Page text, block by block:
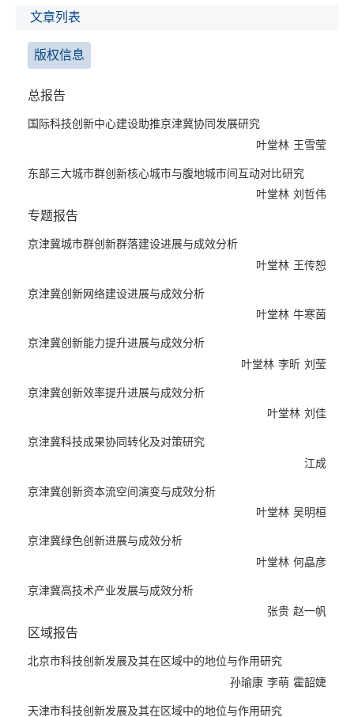
可分为直接影响与间接影响，前者主要表现为国际科技创新中心建
科技创新实力提升及产业优化升级；后者则表现为国际科技创新中
心通过为城市智慧交通建设、生态环境综合治理、智慧医疗及教育
提供技术支撑和应用场景，进而助力交通一体化、生态环境联防联
不论是国际科技创新中心建设，还是国际科技创新中心助力京津冀
协同发展，均对城市群创新环境与基础条件提出了较高要求。本报
落、创新资本流空间和创新网络建设的进展与成效，对京津冀创新
能力、创新效率、科技成果协同转化、绿色创新及高技术产业发展
的进展与成效进行了深入剖析，而且分析了北京、天津和河北科技
创新发展及其在京津冀区域中的地位和作用。研究发现：一是从整
体上看，京津冀城市群形成了以北京为中心、天津为次中心的创新
越发密切；二是从网络形态看，京津冀城市群形成了以京津为双核
心、石保为次中心的创新网络格局，创新网络凝聚力、节点城市创
新影响力均呈现持续提高态势；三是从创新流空间看，京津石“三
密，创新资本流空间资源分布趋于协调稳定；四是从研发-制造布
局看，京津冀城市群形成了研发中介在中心城市集聚、生产制造在
外围区域分布的格局；五是京津冀城市群创新能力、创新效率及绿
引领作用；六是京津冀技术合作空间结构不断优化，津冀创新实力
不断提升，并赋能产业高质量发展。同时，京津冀城市群也面临诸
多亟须解决的难题：一是与其他城市群相比，京津冀城市群核心城
市与腹地城市间互动与联系水平、研发和应用群落集聚水平尚存在
是京津冀城市群内部创新能力、创新效率、绿色创新能力仍存在较
大差距，阻碍了京津冀城市群协同创新进程；三是京津冀城市群高
知识创新辐射能力和产业带动能力有待提升，津冀原始创新能力有
待增强，产业链与创新链融合有待深化。
为推动北京国际科技创新中心建设，助力京津冀协同发展，本报告
提出：一是持续强化京津冀核心城市对腹地城市的创新带动效应，
文章列表
版权信息
总报告
叶堂林 王雪莹
国际科技创新中心建设助推京津冀协同发展研究
叶堂林 刘哲伟
东部三大城市群创新核心城市与腹地城市间互动对比研究
专题报告
叶堂林 王传恕
京津冀城市群创新群落建设进展与成效分析
叶堂林 牛寒茵
京津冀创新网络建设进展与成效分析
叶堂林 李昕 刘莹
京津冀创新能力提升进展与成效分析
叶堂林 刘佳
京津冀创新效率提升进展与成效分析
江成
京津冀科技成果协同转化及对策研究
叶堂林 吴明桓
京津冀创新资本流空间演变与成效分析
叶堂林 何皛彦
京津冀绿色创新进展与成效分析
张贵 赵一帆
京津冀高技术产业发展与成效分析
区域报告
孙瑜康 李萌 霍韶婕
北京市科技创新发展及其在区域中的地位与作用研究
天津市科技创新发展及其在区域中的地位与作用研究